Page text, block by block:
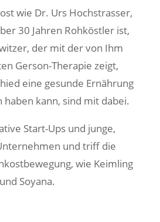
wie Dr. Urs Hochstrasser,
30 Jahren Rohköstler ist,
der mit der von Ihm
Gerson-Therapie zeigt,
eine gesunde Ernährung
kann, sind mit dabei.
Start-Ups und junge,
und triff die
wie Keimling
und Soyana.